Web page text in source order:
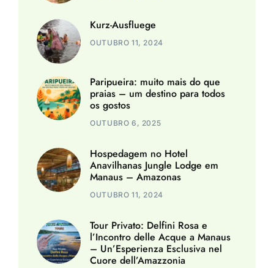
Kurz-Ausfluege
OUTUBRO 11, 2024
Paripueira: muito mais do que
praias – um destino para todos
os gostos
OUTUBRO 6, 2025
Hospedagem no Hotel
Anavilhanas Jungle Lodge em
Manaus – Amazonas
OUTUBRO 11, 2024
Tour Privato: Delfini Rosa e
l’Incontro delle Acque a Manaus
– Un’Esperienza Esclusiva nel
Cuore dell’Amazzonia